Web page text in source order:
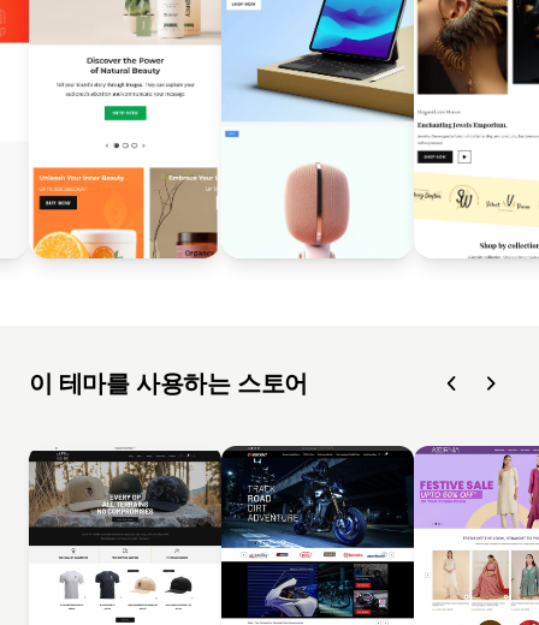
이 테마를 사용하는 스토어